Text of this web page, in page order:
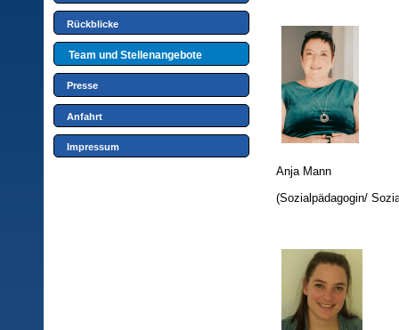
Anja Mann
(Sozialpädagogin/
Rückblicke
Team und Stellenangebote
Presse
Anfahrt
Impressum